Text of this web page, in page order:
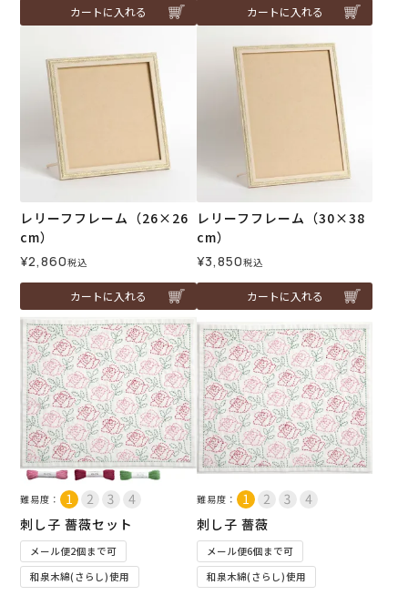
カートに入れる カートに入れる
レリーフフレーム（26×26
cm）
¥2,860税込
カートに入れる
レリーフフレーム（30×38
cm）
¥3,850税込
カートに入れる
難易度：
刺し子 薔薇セット
メール便2個まで可
和泉木綿(さらし)使用
難易度：
刺し子 薔薇
メール便6個まで可
和泉木綿(さらし)使用